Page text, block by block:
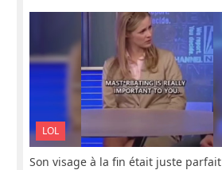
LOL
Son visage à la fin était juste parfait